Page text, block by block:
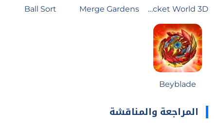
Pocket World 3D
Merge Gardens
Ball Sort
Beyblade
المراجعة والمناقشة